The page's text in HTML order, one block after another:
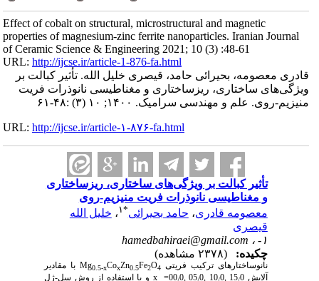
Effect of cobalt on structural, microstructural and magnetic
properties of magnesium-zinc ferrite nanoparticles. Iranian Journal
of Ceramic Science & Engineering 2021; 10 (3) :48-61
URL:http://ijcse.ir/article-1-876-fa.html
قادری معصومه، بحیرائی حامد، قیصری خلیل الله. تأثیر کبالت بر
ویژگی‌های ساختاری، ریزساختاری و مغناطیسی نانوذرات فریت
منیزیم-روی. علم و مهندسی سرامیک. ۱۴۰۰; ۱۰ (۳) :۴۸-۶۱
URL:http://ijcse.ir/article-۱-۸۷۶-fa.html
تأثیر کبالت بر ویژگی‌های ساختاری، ریزساختاری
و مغناطیسی نانوذرات فریت منیزیم-روی
معصومه قادری،حامد بحیرائی ۱،خلیل الله
قیصری
hamedbahiraei@gmail.com
چکیده:
نانوساختارهای ترکیب فریتی Mg0.5-xCoxZn0.5Fe2O 4
با مقادیر
آلایش 15 0
,
10 0
,
05 0
,
00 0=
x
و با استفاده از روش سل-ژل